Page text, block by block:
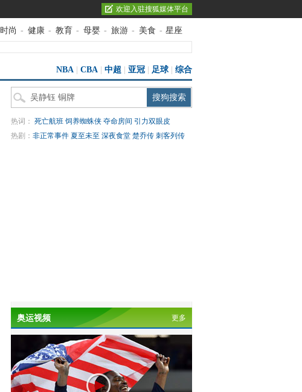
欢迎入驻搜狐媒体平台
时尚 - 健康 - 教育 - 母婴 - 旅游 - 美食 - 星座
NBA CBA 中超 亚冠 足球| 综合
热词： 死亡航班 饲养蜘蛛侠 夺命房间 引力双眼皮
热剧： 非正常事件 夏至未至 深夜食堂 楚乔传 刺客列传
奥运视频 更多